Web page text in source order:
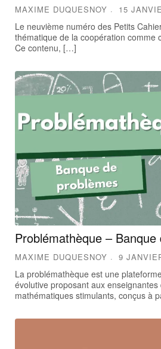
MAXIME DUQUESNOY 15
Le neuvième numéro des Petits
thématique de la coopération comme
Ce contenu, […]
Problémathèque –
MAXIME DUQUESNOY 9
La problémathèque est une
évolutive proposant aux
mathématiques stimulants, conçus à